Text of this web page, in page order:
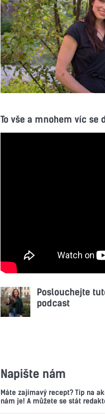
To vše a mnohem víc se
Poslouchejte
podcast
Napište nám
Máte zajímavý recept? Tip na
nám je! A můžete se stát